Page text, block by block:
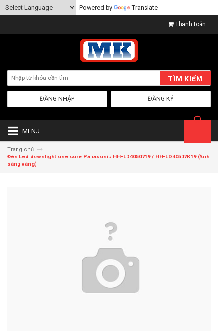
Powered by Translate
Thanh toán
TÌM KIẾM
ĐĂNG KÝ
ĐĂNG NHẬP
MENU
Trang chủ
Đèn Led downlight one core Panasonic HH-LD4050719 / HH-LD40507K19 (Ánh
sáng vàng)